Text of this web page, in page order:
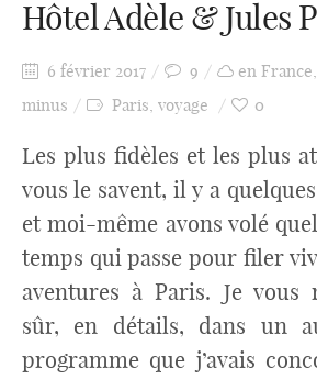
Hôtel Adèle & Jules
6 février 2017 9 en France,
minus
Paris, voyage 0
Les plus fidèles et les plus
vous le savent, il y a
et moi-même avons volé
temps qui passe pour filer
aventures à Paris. Je vous
sûr, en détails, dans un
programme que j’avais